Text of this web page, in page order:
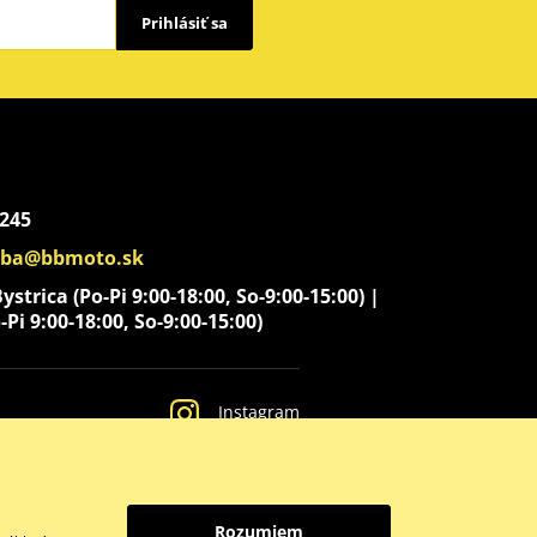
Prihlásiť sa
(Po-Pi 9:00-18:00, So-9:00-15:00) |
9:00-18:00, So-9:00-15:00)
Instagram
Rozumiem